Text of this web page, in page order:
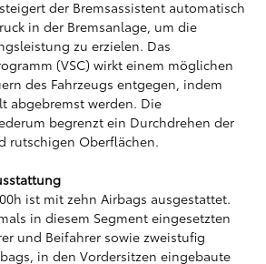
der Bremsassistent automatisch
in der Bremsanlage, um die
zu erzielen. Das
(VSC) wirkt einem möglichen
des Fahrzeugs entgegen, indem
abgebremst werden. Die
begrenzt ein Durchdrehen der
rutschigen Oberflächen.
ist mit zehn Airbags ausgestattet.
in diesem Segment eingesetzten
und Beifahrer sowie zweistufig
in den Vordersitzen eingebaute